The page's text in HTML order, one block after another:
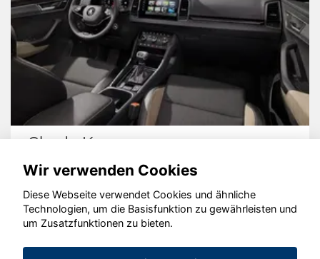
Skoda Karoq
© konjunkturmotor.de GmbH 2020 - 2026
Wir verwenden Cookies
Diese Webseite verwendet Cookies und ähnliche
Technologien, um die Basisfunktion zu gewährleisten und
um Zusatzfunktionen zu bieten.